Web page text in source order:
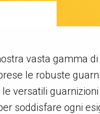
vasta gamma
le robuste
versatili
soddisfare ogni